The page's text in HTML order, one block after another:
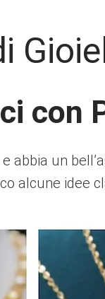
con
un
alcune idee